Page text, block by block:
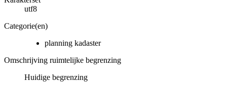
utf8
Categorie(en)
planning kadaster
Omschrijving ruimtelijke begrenzing
Huidige begrenzing